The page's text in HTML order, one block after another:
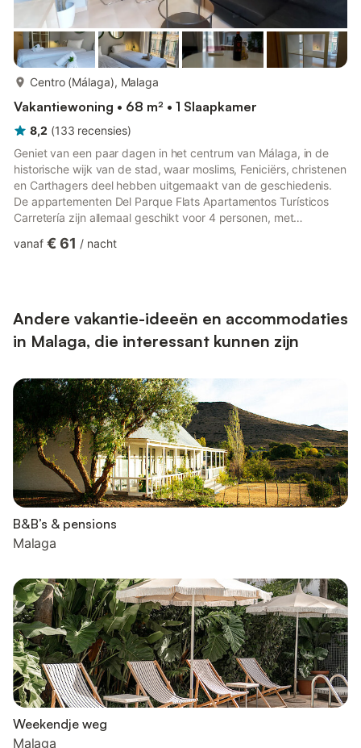
Centro (Málaga), Malaga
Vakantiewoning • 68 m² • 1 Slaapkamer
8,2 (133 recensies)
Geniet van een paar dagen in het centrum van Málaga, in de
historische wijk van de stad, waar moslims, Feniciërs, christenen
en Carthagers deel hebben uitgemaakt van de geschiedenis.
De appartementen Del Parque Flats Apartamentos Turísticos
Carretería zijn allemaal geschikt voor 4 personen, met
appartement met twee eenpersoonsbedden en een slaapbank.
woonkamer, kle...
vanaf € 61 / nacht
Andere vakantie-ideeën en accommodaties
in Malaga, die interessant kunnen zijn
B&B’s & pensions
Malaga
Weekendje weg
Malaga